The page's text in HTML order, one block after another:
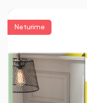
Neturime